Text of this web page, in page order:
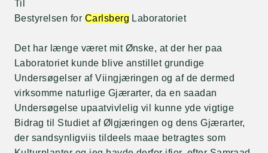
Til
Bestyrelsen for Carlsberg Laboratoriet
Det har længe været mit Ønske, at der her paa
Laboratoriet kunde blive anstillet grundige
Undersøgelser af Viingjæringen og af de dermed
virksomme naturlige Gjærarter, da en saadan
Undersøgelse upaatvivlelig vil kunne yde vigtige
Bidrag til Studiet af Ølgjæringen og dens Gjærarter,
der sandsynligviis tildeels maae betragtes som